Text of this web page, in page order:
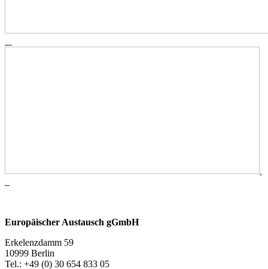
Europäischer Austausch gGmbH
Erkelenzdamm 59
10999 Berlin
Теl.: +49 (0) 30 654 833 05